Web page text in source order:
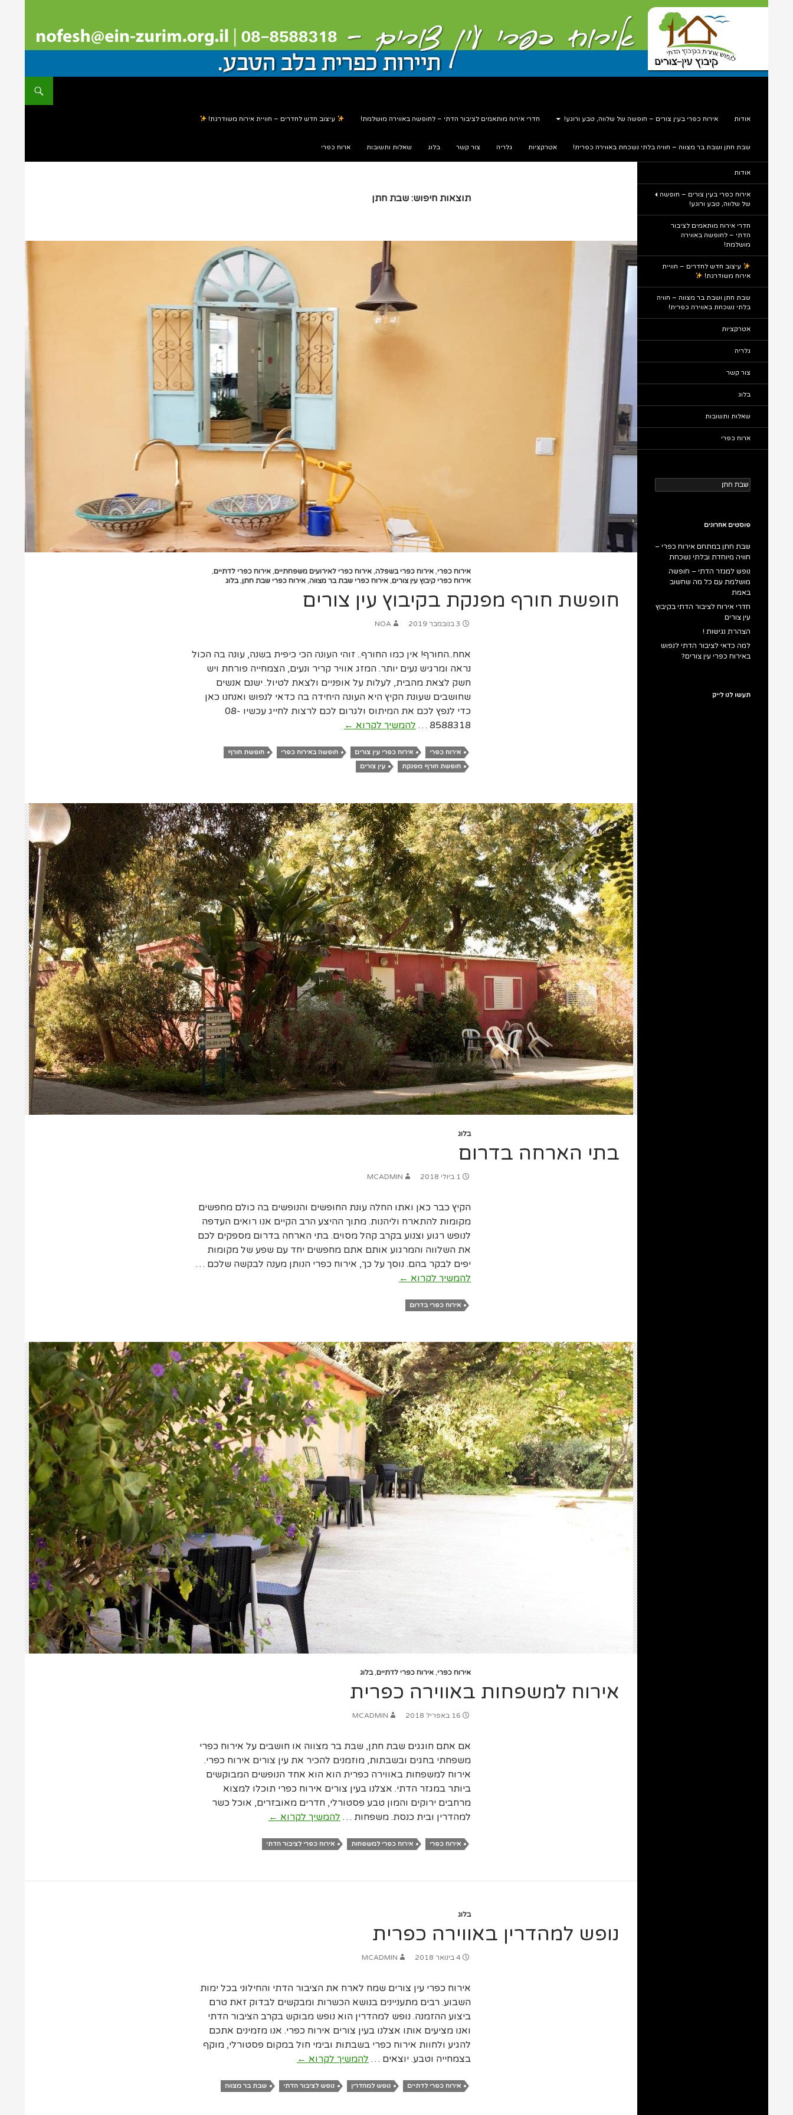
אודות אירוח כפרי בעין צורים – חופשה של שלווה, טבע ורוגע! חדרי אירוח מותאמים לציבור הדתי – לחופשה באווירה מושלמת! עיצוב חדש לחדרים – חוויית אירוח משודרגת!
שבת חתן ושבת בר מצווה – חוויה בלתי נשכחת באווירה כפרית! אטרקציות גלריה צור קשר בלוג שאלות ותשובות ארוח כפרי
תוצאות חיפוש: שבת חתן
אירוח כפרי, אירוח כפרי בשפלה, אירוח כפרי לאירועים משפחתיים, אירוח כפרי לדתיים,
אירוח כפרי קיבוץ עין צורים, אירוח כפרי שבת בר מצווה, אירוח כפרי שבת חתן,בלוג
חופשת חורף מפנקת בקיבוץ עין צורים
3 בנובמבר 2019 NOA
אחח..החורף! אין כמו החורף.. זוהי העונה הכי כיפית בשנה, עונה בה הכול
נראה ומרגיש נעים יותר. המזג אוויר קריר ונעים, הצמחייה פורחת ויש
חשק לצאת מהבית, לעלות על אופניים ולצאת לטיול. ישנם אנשים
שחושבים שעונת הקיץ היא העונה היחידה בה כדאי לנפוש ואנחנו כאן
כדי לנפץ לכם את המיתוס ולגרום לכם לרצות לחייג עכשיו 08-
8588318 …
להמשיך לקרוא חופשת
מפנקת
←
אירוח כפרי אירוח כפרי עין צורים חופשה באירוח כפרי
חופשת חורף
חופשת חורף מפנקת
עין צורים
בלוג
בתי הארחה בדרום
1 ביולי 2018 MCADMIN
הקיץ כבר כאן ואתו החלה עונת החופשים והנופשים בה כולם מחפשים
מקומות להתארח וליהנות. מתוך ההיצע הרב הקיים אנו רואים העדפה
לנופש רגוע וצנוע בקרב קהל מסוים. בתי הארחה בדרום מספקים לכם
את השלווה והמרגוע אותם אתם מחפשים יחד עם שפע של מקומות
יפים לבקר בהם. נוסך על כך, אירוח כפרי הנותן מענה לבקשה שלכם …
להמשיך לקרוא בתי
←
אירוח כפרי בדרום
אירוח כפרי, אירוח כפרי לדתיים,בלוג
אירוח למשפחות באווירה כפרית
16 באפריל 2018 MCADMIN
אם אתם חוגגים שבת חתן, שבת בר מצווה או חושבים על אירוח כפרי
משפחתי בחגים ובשבתות, מוזמנים להכיר את עין צורים אירוח כפרי.
אירוח למשפחות באווירה כפרית הוא הוא אחד הנופשים המבוקשים
ביותר במגזר הדתי. אצלנו בעין צורים אירוח כפרי תוכלו למצוא
מרחבים ירוקים והמון טבע פסטורלי, חדרים מאובזרים, אוכל כשר
למהדרין ובית כנסת. משפחות … להמשיך לקרוא אירוח
באווירה
←
אירוח כפרי אירוח כפרי למשפחות אירוח כפרי לציבור הדתי
בלוג
נופש למהדרין באווירה כפרית
4 בינואר 2018 MCADMIN
אירוח כפרי עין צורים שמח לארח את הציבור הדתי והחילוני בכל ימות
השבוע. רבים מתעניינים בנושא הכשרות ומבקשים לבדוק זאת טרם
ביצוע ההזמנה. נופש למהדרין הוא נופש מבוקש בקרב הציבור הדתי
ואנו מציעים אותו אצלנו בעין צורים אירוח כפרי. אנו מזמינים אתכם
להגיע ולחוות אירוח כפרי בשבתות ובימי חול במקום פסטורלי, מוקף
בצמחייה וטבע. יוצאים … להמשיך לקרוא נופש
באווירה
←
אירוח כפרי לדתיים נופש למהדרין נופש לציבור הדתי שבת בר מצווה
אודות
אירוח כפרי בעין צורים – חופשה
של שלווה, טבע ורוגע!
חדרי אירוח מותאמים לציבור
הדתי – לחופשה באווירה
מושלמת!
עיצוב חדש לחדרים – חוויית
אירוח משודרגת!
שבת חתן ושבת בר מצווה – חוויה
בלתי נשכחת באווירה כפרית!
אטרקציות
גלריה
צור קשר
בלוג
שאלות ותשובות
ארוח כפרי
חיפוש:
פוסטים אחרונים
שבת חתן במתחם אירוח כפרי –
חוויה מיוחדת ובלתי נשכחת
נופש למגזר הדתי – חופשה
מושלמת עם כל מה שחשוב
באמת
חדרי אירוח לציבור הדתי בקיבוץ
עין צורים
הצהרת נגישות !
למה כדאי לציבור הדתי לנפוש
באירוח כפרי עין צורים?
תעשו לנו לייק